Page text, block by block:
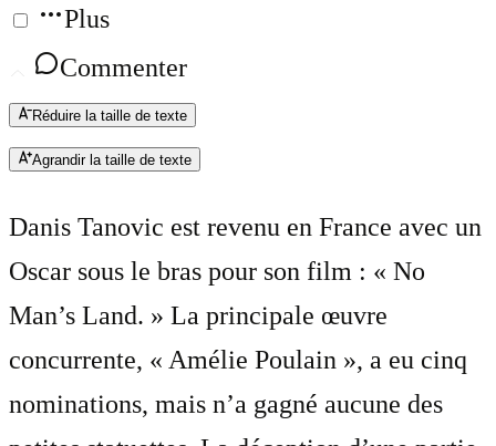
Plus
Commenter
Réduire la taille de texte
Agrandir la taille de texte
Danis Tanovic est revenu en France avec un
Oscar sous le bras pour son film : « No
Man’s Land. » La principale œuvre
concurrente, « Amélie Poulain », a eu cinq
nominations, mais n’a gagné aucune des